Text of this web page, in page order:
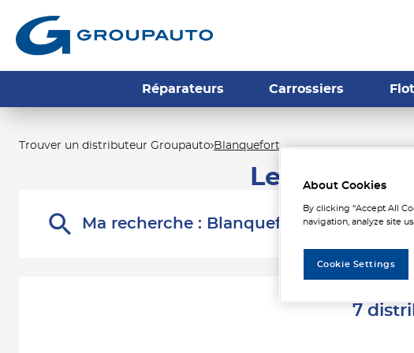
Réparateurs Carrossiers
Trouver un distributeur Groupauto Blanquefort
Les
Ma recherche : Blanquefort
7
About Cookies
By clicking “Accept All
navigation, analyze site
Cookie Settings